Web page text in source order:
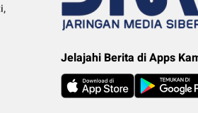
Jelajahi Berita di Apps